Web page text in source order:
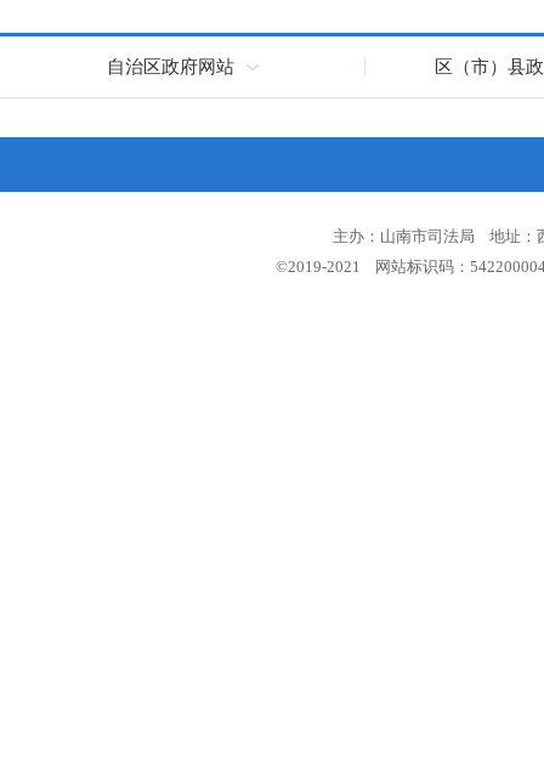
自治区政府网站 区（市）县
主办：山南市司法局 地址：
©2019-2021 网站标识码：